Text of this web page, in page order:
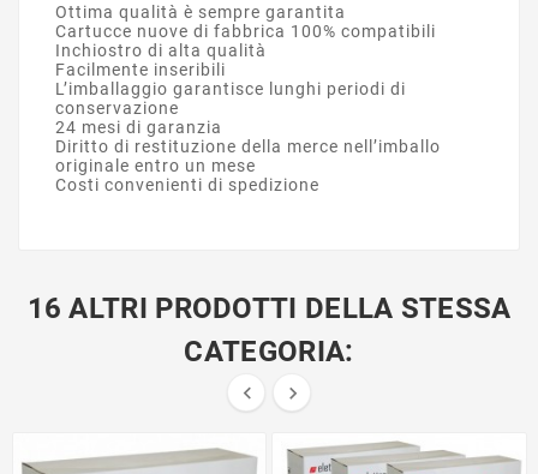
Ottima qualità è sempre garantita
Cartucce nuove di fabbrica 100% compatibili
Inchiostro di alta qualità
Facilmente inseribili
L’imballaggio garantisce lunghi periodi di
conservazione
24 mesi di garanzia
Diritto di restituzione della merce nell’imballo
originale entro un mese
Costi convenienti di spedizione
16 ALTRI PRODOTTI DELLA STESSA
CATEGORIA:
 